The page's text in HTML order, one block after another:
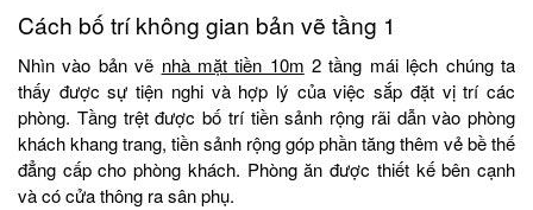
Cách bố trí không gian bản vẽ tầng 1
Nhìn vào bản vẽ nhà mặt tiền 10m 2 tầng mái lệch chúng ta
thấy được sự tiện nghi và hợp lý của việc sắp đặt vị trí các
phòng. Tầng trệt được bố trí tiền sảnh rộng rãi dẫn vào phòng
khách khang trang, tiền sảnh rộng góp phần tăng thêm vẻ bề thế
đẳng cấp cho phòng khách. Phòng ăn được thiết kế bên cạnh
và có cửa thông ra sân phụ.